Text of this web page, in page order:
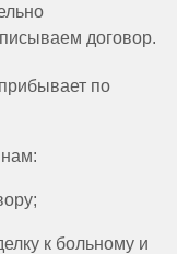
договор.
по
к больному и